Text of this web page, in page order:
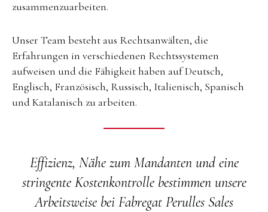
zusammenzuarbeiten.
Unser Team besteht aus Rechtsanwälten, die
Erfahrungen in verschiedenen Rechtssystemen
aufweisen und die Fähigkeit haben auf Deutsch,
Englisch, Französisch, Russisch, Italienisch, Spanisch
und Katalanisch zu arbeiten.
Effizienz, Nähe zum Mandanten und eine
stringente Kostenkontrolle bestimmen unsere
Arbeitsweise bei Fabregat Perulles Sales